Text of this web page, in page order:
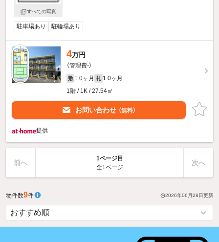
すべての写真
駐車場あり 駐輪場あり
4万円
（管理費-）
敷 1.0ヶ月 礼 1.0ヶ月
1階 / 1K / 27.54㎡
お問い合わせ （無料）
提供
前へ
1ページ目
全1ページ
次へ
物件数9件 2026年06月28日 更新